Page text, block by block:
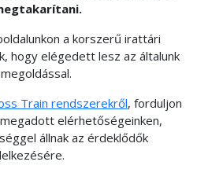
a korszerű irattári
hogy elégedett lesz az általunk
Train rendszerekről, forduljon
elérhetőségeinken,
állnak az érdeklődők